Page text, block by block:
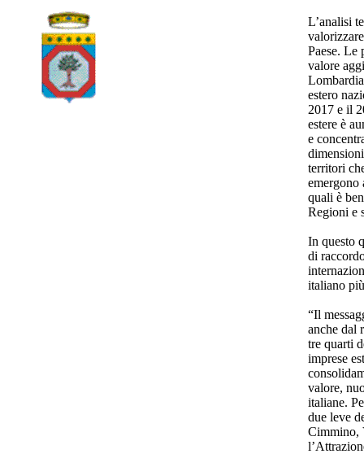
L’analisi
Paese. Le
valore
estero
2017 e il
estere è
e
territori
emergono
quali è
Regioni e
In questo
di
italiano
“Il
anche dal
tre quarti
imprese
valore,
italiane.
due leve
Cimmino,